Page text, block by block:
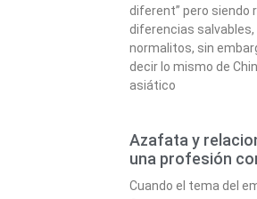
diferent” pero siendo
diferencias
normalitos, sin
decir lo mismo de
asiático
Azafata y
una profesión
Cuando el tema del